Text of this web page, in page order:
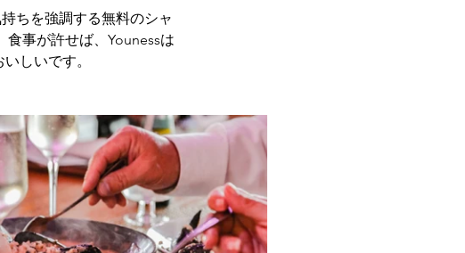
ちを強調する無料のシャ
事が許せば、Younessは
しいです。